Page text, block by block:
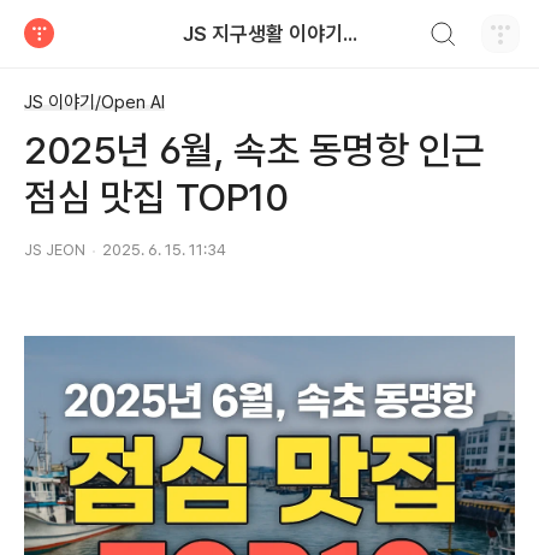
JS 지구생활 이야기...
JS 이야기/Open AI
2025년 6월, 속초 동명항 인근
점심 맛집 TOP10
JS JEON 2025. 6. 15. 11:34